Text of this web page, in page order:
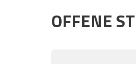
OFFENE